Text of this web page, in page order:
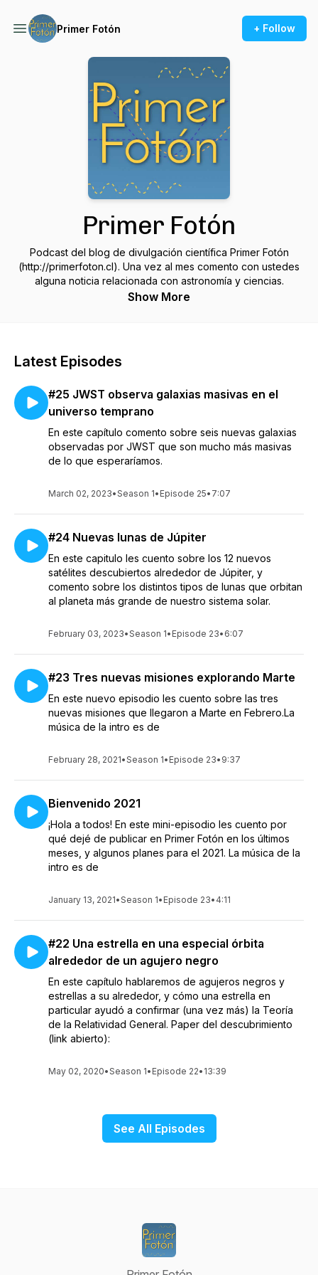
Primer Fotón + Follow
Primer Fotón
Podcast del blog de divulgación científica Primer Fotón
(http://primerfoton.cl). Una vez al mes comento con ustedes
alguna noticia relacionada con astronomía y ciencias.
Show More
Latest Episodes
#25 JWST observa galaxias masivas en el
universo temprano
En este capítulo comento sobre seis nuevas galaxias
observadas por JWST que son mucho más masivas
de lo que esperaríamos.
March 02, 2023•Season 1• Episode 25• 7:07
#24 Nuevas lunas de Júpiter
En este capitulo les cuento sobre los 12 nuevos
satélites descubiertos alrededor de Júpiter, y
comento sobre los distintos tipos de lunas que orbitan
al planeta más grande de nuestro sistema solar.
February 03, 2023•Season 1• Episode 23• 6:07
#23 Tres nuevas misiones explorando Marte
En este nuevo episodio les cuento sobre las tres
nuevas misiones que llegaron a Marte en Febrero.La
música de la intro es de
February 28, 2021•Season 1• Episode 23• 9:37
Bienvenido 2021
¡Hola a todos! En este mini-episodio les cuento por
qué dejé de publicar en Primer Fotón en los últimos
meses, y algunos planes para el 2021. La música de la
intro es de
January 13, 2021•Season 1• Episode 23• 4:11
#22 Una estrella en una especial órbita
alrededor de un agujero negro
En este capítulo hablaremos de agujeros negros y
estrellas a su alrededor, y cómo una estrella en
particular ayudó a confirmar (una vez más) la Teoría
de la Relatividad General. Paper del descubrimiento
(link abierto):
May 02, 2020•Season 1• Episode 22• 13:39
See All Episodes